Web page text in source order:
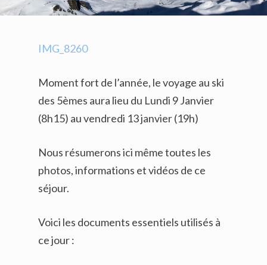
IMG_8260
Moment fort de l’année, le voyage au ski
des 5èmes aura lieu du Lundi 9 Janvier
(8h15) au vendredi 13 janvier (19h)
Nous résumerons ici même toutes les
photos, informations et vidéos de ce
séjour.
Voici les documents essentiels utilisés à
ce jour :